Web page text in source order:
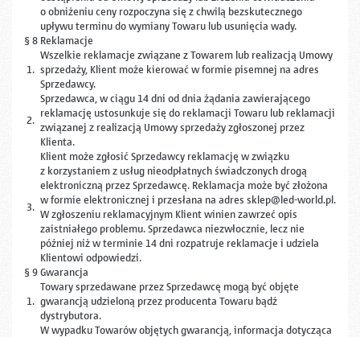
o obniżeniu ceny rozpoczyna się z chwilą bezskutecznego
upływu terminu do wymiany Towaru lub usunięcia wady.
§ 8 Reklamacje
1.
Wszelkie reklamacje związane z Towarem lub realizacją Umowy
sprzedaży, Klient może kierować w formie pisemnej na adres
Sprzedawcy.
2.
Sprzedawca, w ciągu 14 dni od dnia żądania zawierającego
reklamację ustosunkuje się do reklamacji Towaru lub reklamacji
związanej z realizacją Umowy sprzedaży zgłoszonej przez
Klienta.
3.
Klient może zgłosić Sprzedawcy reklamację w związku
z korzystaniem z usług nieodpłatnych świadczonych drogą
elektroniczną przez Sprzedawcę. Reklamacja może być złożona
w formie elektronicznej i przesłana na adres sklep@led-world.pl.
W zgłoszeniu reklamacyjnym Klient winien zawrzeć opis
zaistniałego problemu. Sprzedawca niezwłocznie, lecz nie
później niż w terminie 14 dni rozpatruje reklamacje i udziela
Klientowi odpowiedzi.
§ 9 Gwarancja
1.
Towary sprzedawane przez Sprzedawcę mogą być objęte
gwarancją udzieloną przez producenta Towaru bądź
dystrybutora.
W wypadku Towarów objętych gwarancją, informacja dotycząca